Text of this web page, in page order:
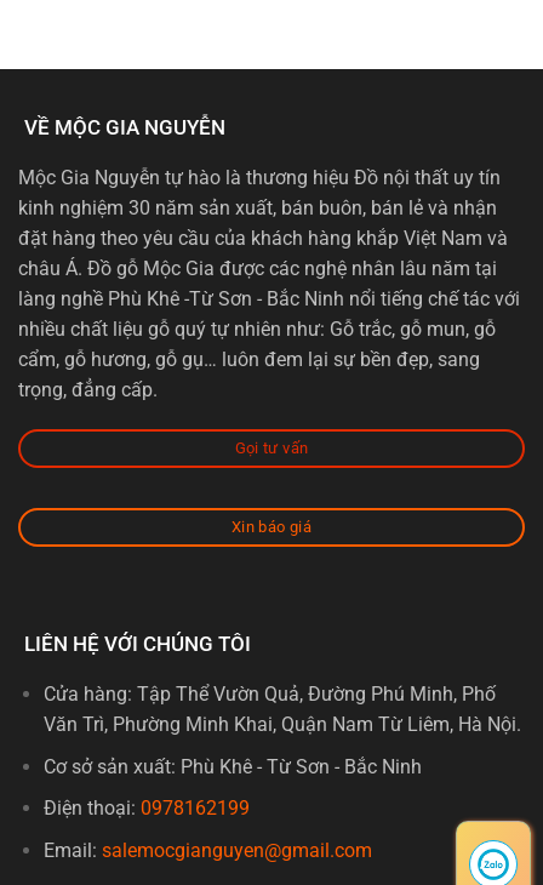
VỀ MỘC GIA NGUYỄN
Mộc Gia Nguyễn tự hào là thương hiệu Đồ nội thất uy tín
kinh nghiệm 30 năm sản xuất, bán buôn, bán lẻ và nhận
đặt hàng theo yêu cầu của khách hàng khắp Việt Nam và
châu Á. Đồ gỗ Mộc Gia được các nghệ nhân lâu năm tại
làng nghề Phù Khê -Từ Sơn - Bắc Ninh nổi tiếng chế tác với
nhiều chất liệu gỗ quý tự nhiên như: Gỗ trắc, gỗ mun, gỗ
cẩm, gỗ hương, gỗ gụ… luôn đem lại sự bền đẹp, sang
trọng, đẳng cấp.
Gọi tư vấn
Xin báo giá
LIÊN HỆ VỚI CHÚNG TÔI
Cửa hàng: Tập Thể Vườn Quả, Đường Phú Minh, Phố
Văn Trì, Phường Minh Khai, Quận Nam Từ Liêm, Hà Nội.
Cơ sở sản xuất: Phù Khê - Từ Sơn - Bắc Ninh
Điện thoại: 0978162199
Email: salemocgianguyen@gmail.com